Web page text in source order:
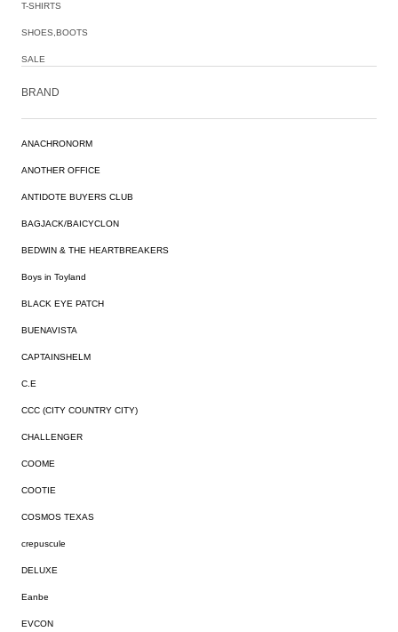
T-SHIRTS
SHOES,BOOTS
SALE
BRAND
ANACHRONORM
ANOTHER OFFICE
ANTIDOTE BUYERS CLUB
BAGJACK/BAICYCLON
BEDWIN & THE HEARTBREAKERS
Boys in Toyland
BLACK EYE PATCH
BUENAVISTA
CAPTAINSHELM
C.E
CCC (CITY COUNTRY CITY)
CHALLENGER
COOME
COOTIE
COSMOS TEXAS
crepuscule
DELUXE
Eanbe
EVCON